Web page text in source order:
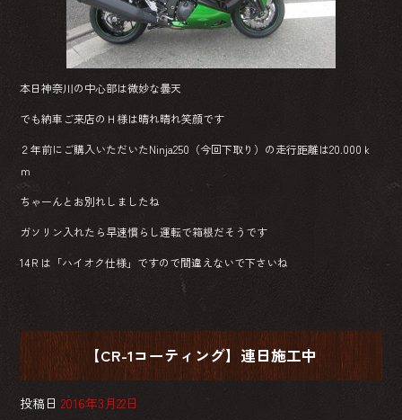
本日神奈川の中心部は微妙な曇天
でも納車ご来店のＨ様は晴れ晴れ笑顔です
２年前にご購入いただいたNinja250（今回下取り）の走行距離は20.000ｋ
ｍ
ちゃーんとお別れしましたね
ガソリン入れたら早速慣らし運転で箱根だそうです
14Ｒは「ハイオク仕様」ですので間違えないで下さいね
【CR-1コーティング】連日施工中
投稿日 2016年3月22日